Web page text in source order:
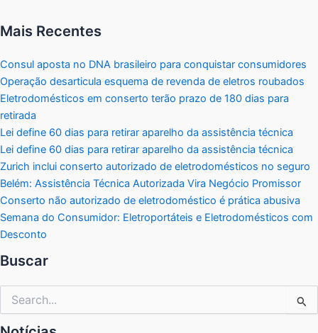
Mais Recentes
Consul aposta no DNA brasileiro para conquistar consumidores
Operação desarticula esquema de revenda de eletros roubados
Eletrodomésticos em conserto terão prazo de 180 dias para
retirada
Lei define 60 dias para retirar aparelho da assistência técnica
Lei define 60 dias para retirar aparelho da assistência técnica
Zurich inclui conserto autorizado de eletrodomésticos no seguro
Belém: Assistência Técnica Autorizada Vira Negócio Promissor
Conserto não autorizado de eletrodoméstico é prática abusiva
Semana do Consumidor: Eletroportáteis e Eletrodomésticos com
Desconto
Buscar
por: